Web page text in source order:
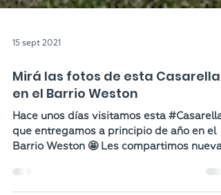
15 sept 2021
Mirá las fotos de esta Casarella
en el Barrio Weston
Hace unos días visitamos esta #Casarella
Barrio Weston 🤩 Les compartimos
fotos de la casa...